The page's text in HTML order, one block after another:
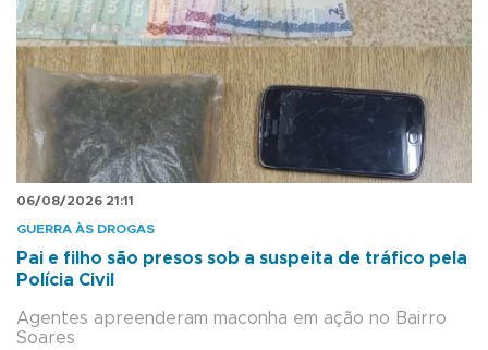
06/08/2026 21:11
GUERRA ÀS DROGAS
Pai e filho são presos sob a suspeita de tráfico pela
Polícia Civil
Agentes apreenderam maconha em ação no Bairro
Soares